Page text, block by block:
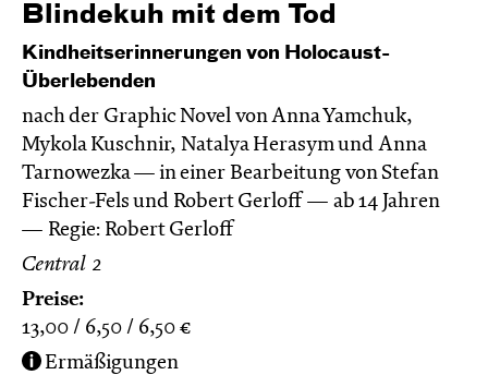
Blinde­kuh mit dem Tod
Kindheitserinnerungen von Holocaust-
Überlebenden
nach der Graphic Novel von Anna Yamchuk,
Mykola Kuschnir, Natalya Herasym und Anna
Tarnowezka — in einer Bearbeitung von Stefan
Fischer-Fels und Robert Gerloff
ab 14 Jahren
Regie: Robert Gerloff
Central 2
Preise:
13,00
6,50 6,50 €
Ermäßigungen